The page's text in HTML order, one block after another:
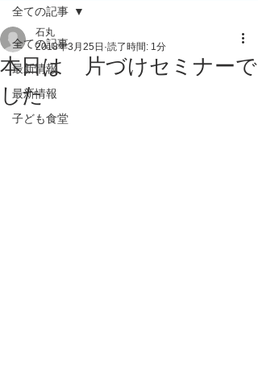
全ての記事
最新情報
最新情報
子ども食堂
全ての記事
本日は 片づけセミナーで
した
石丸
2018年3月25日 読了時間: 1分